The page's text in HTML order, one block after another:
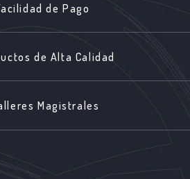
de Pago
de Alta Calidad
Magistrales